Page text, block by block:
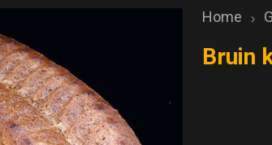
Home
Bruin